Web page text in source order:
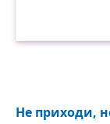
Не приходи,